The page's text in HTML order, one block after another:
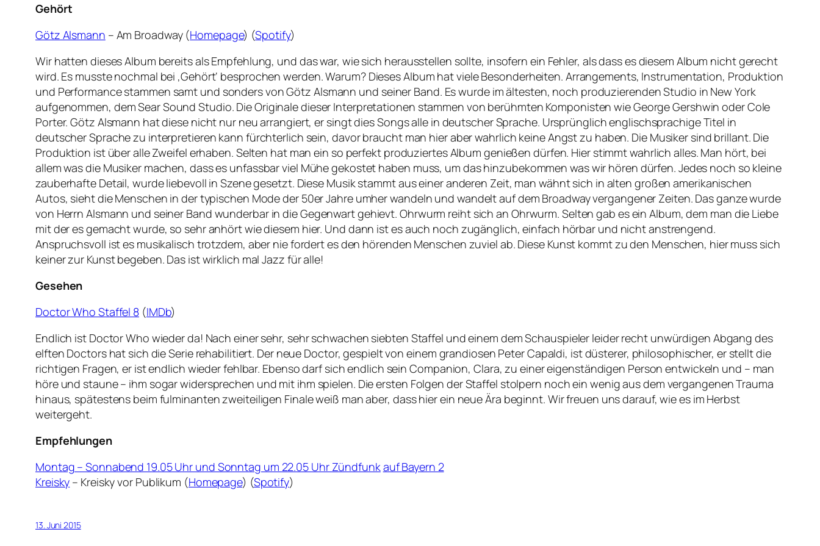
Gehört
Götz Alsmann – Am Broadway (Homepage) (Spotify)
Wir hatten dieses Album bereits als Empfehlung, und das war, wie sich herausstellen sollte, insofern ein Fehler, als dass es diesem Album nicht gerecht
wird. Es musste nochmal bei ‚Gehört‘ besprochen werden. Warum? Dieses Album hat viele Besonderheiten. Arrangements, Instrumentation, Produktion
und Performance stammen samt und sonders von Götz Alsmann und seiner Band. Es wurde im ältesten, noch produzierenden Studio in New York
aufgenommen, dem Sear Sound Studio. Die Originale dieser Interpretationen stammen von berühmten Komponisten wie George Gershwin oder Cole
Porter. Götz Alsmann hat diese nicht nur neu arrangiert, er singt dies Songs alle in deutscher Sprache. Ursprünglich englischsprachige Titel in
deutscher Sprache zu interpretieren kann fürchterlich sein, davor braucht man hier aber wahrlich keine Angst zu haben. Die Musiker sind brillant. Die
Produktion ist über alle Zweifel erhaben. Selten hat man ein so perfekt produziertes Album genießen dürfen. Hier stimmt wahrlich alles. Man hört, bei
allem was die Musiker machen, dass es unfassbar viel Mühe gekostet haben muss, um das hinzubekommen was wir hören dürfen. Jedes noch so kleine
zauberhafte Detail, wurde liebevoll in Szene gesetzt. Diese Musik stammt aus einer anderen Zeit, man wähnt sich in alten großen amerikanischen
Autos, sieht die Menschen in der typischen Mode der 50er Jahre umher wandeln und wandelt auf dem Broadway vergangener Zeiten. Das ganze wurde
von Herrn Alsmann und seiner Band wunderbar in die Gegenwart gehievt. Ohrwurm reiht sich an Ohrwurm. Selten gab es ein Album, dem man die Liebe
mit der es gemacht wurde, so sehr anhört wie diesem hier. Und dann ist es auch noch zugänglich, einfach hörbar und nicht anstrengend.
Anspruchsvoll ist es musikalisch trotzdem, aber nie fordert es den hörenden Menschen zuviel ab. Diese Kunst kommt zu den Menschen, hier muss sich
keiner zur Kunst begeben. Das ist wirklich mal Jazz für alle!
Gesehen
Doctor Who Staffel 8 (IMDb)
Endlich ist Doctor Who wieder da! Nach einer sehr, sehr schwachen siebten Staffel und einem dem Schauspieler leider recht unwürdigen Abgang des
elften Doctors hat sich die Serie rehabilitiert. Der neue Doctor, gespielt von einem grandiosen Peter Capaldi, ist düsterer, philosophischer, er stellt die
richtigen Fragen, er ist endlich wieder fehlbar. Ebenso darf sich endlich sein Companion, Clara, zu einer eigenständigen Person entwickeln und – man
höre und staune – ihm sogar widersprechen und mit ihm spielen. Die ersten Folgen der Staffel stolpern noch ein wenig aus dem vergangenen Trauma
hinaus, spätestens beim fulminanten zweiteiligen Finale weiß man aber, dass hier ein neue Ära beginnt. Wir freuen uns darauf, wie es im Herbst
weitergeht.
Empfehlungen
Montag – Sonnabend 19.05 Uhr und Sonntag um 22.05 Uhr Zündfunkauf Bayern 2
Kreisky – Kreisky vor Publikum (Homepage) (Spotify)
13. Juni 2015